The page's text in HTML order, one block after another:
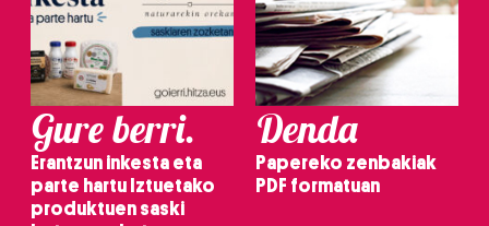
Gure berri.
Erantzun inkesta eta
parte hartu Iztuetako
produktuen saski
Denda
Papereko zenbakiak
PDF formatuan